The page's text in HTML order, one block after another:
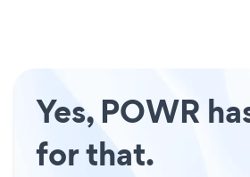
Yes, POWR
for that.